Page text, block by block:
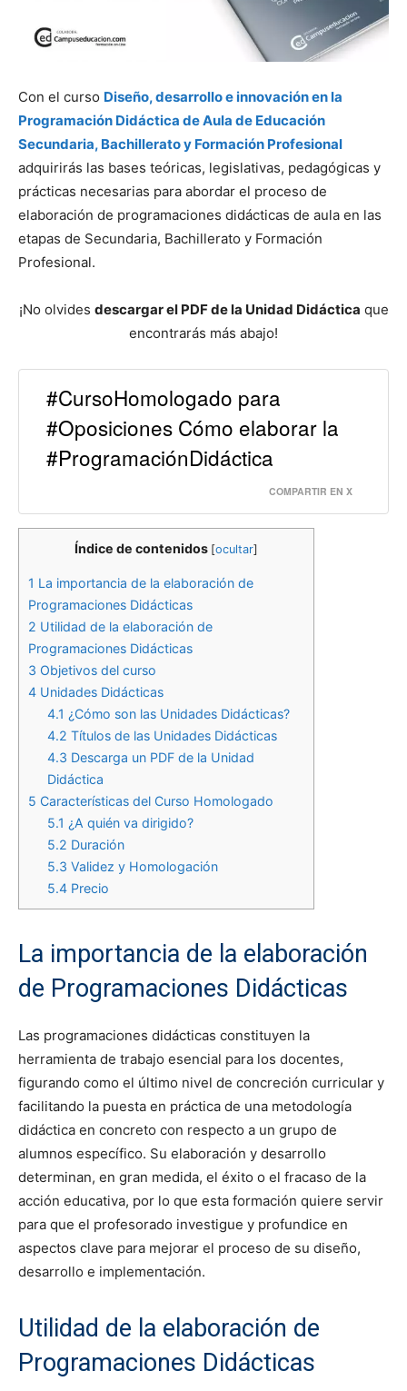
Con el curso Diseño, desarrollo e innovación en la
Programación Didáctica de Aula de Educación
Secundaria, Bachillerato y Formación Profesional
adquirirás las bases teóricas, legislativas, pedagógicas y
prácticas necesarias para abordar el proceso de
elaboración de programaciones didácticas de aula en las
etapas de Secundaria, Bachillerato y Formación
Profesional.
¡No olvides descargar el PDF de la Unidad Didáctica que
encontrarás más abajo!
#CursoHomologado para
#Oposiciones Cómo elaborar la
#ProgramaciónDidáctica
COMPARTIR EN X
Índice de contenidos [ocultar]
1 La importancia de la elaboración de
Programaciones Didácticas
2 Utilidad de la elaboración de
Programaciones Didácticas
3 Objetivos del curso
4 Unidades Didácticas
4.1 ¿Cómo son las Unidades Didácticas?
4.2 Títulos de las Unidades Didácticas
4.3 Descarga un PDF de la Unidad
Didáctica
5 Características del Curso Homologado
5.1 ¿A quién va dirigido?
5.2 Duración
5.3 Validez y Homologación
5.4 Precio
La importancia de la elaboración
de Programaciones Didácticas
Las programaciones didácticas constituyen la
herramienta de trabajo esencial para los docentes,
figurando como el último nivel de concreción curricular y
facilitando la puesta en práctica de una metodología
didáctica en concreto con respecto a un grupo de
alumnos específico. Su elaboración y desarrollo
determinan, en gran medida, el éxito o el fracaso de la
acción educativa, por lo que esta formación quiere servir
para que el profesorado investigue y profundice en
aspectos clave para mejorar el proceso de su diseño,
desarrollo e implementación.
Utilidad de la elaboración de
Programaciones Didácticas